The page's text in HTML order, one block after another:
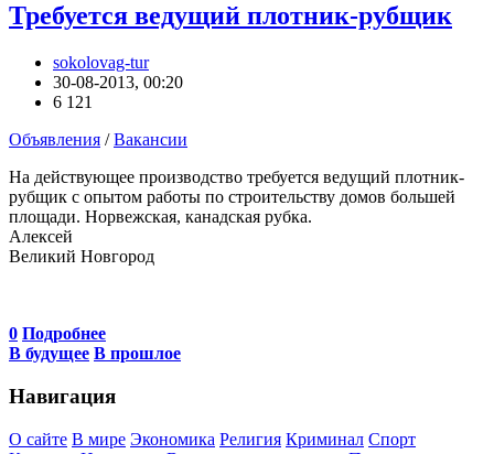
Требуется ведущий плотник-рубщик
sokolovag-tur
30-08-2013, 00:20
6 121
Объявления /Вакансии
На действующее производство требуется ведущий плотник-
рубщик с опытом работы по строительству домов большей
площади. Норвежская, канадская рубка.
Алексей
Великий Новгород
0 Подробнее
В будущее В прошлое
Навигация
О сайте В мире Экономика Религия Криминал Спорт